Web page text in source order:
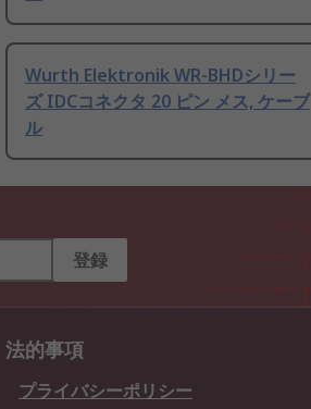
Wurth Elektronik WR-BHDシリー
ズ IDCコネクタ 20 ピン メス, ケーブ
ル
登録
法的事項
プライバシーポリシー